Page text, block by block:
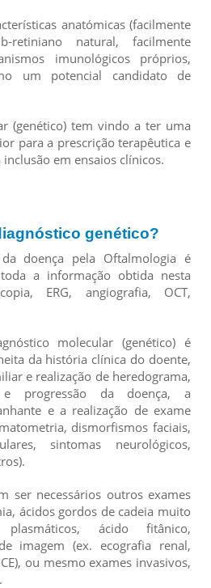
anatómicas (facilmente
retiniano natural, facilmente
imunológicos próprios,
um potencial candidato de
(genético) tem vindo a ter uma
para a prescrição terapêutica e
em ensaios clínicos.
genético?
doença pela Oftalmologia é
a informação obtida nesta
ERG, angiografia, OCT,
molecular (genético) é
da história clínica do doente,
e realização de heredograma,
progressão da doença, a
e a realização de exame
dismorfismos faciais,
sintomas neurológicos,
ser necessários outros exames
ácidos gordos de cadeia muito
plasmáticos, ácido fitânico,
imagem (ex. ecografia renal,
ou mesmo exames invasivos,